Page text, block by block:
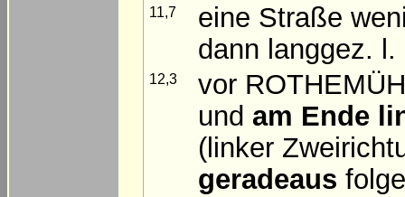
11,7
eine Straße
dann langgez. l.
12,3
vor
und am Ende
(linker
geradeaus